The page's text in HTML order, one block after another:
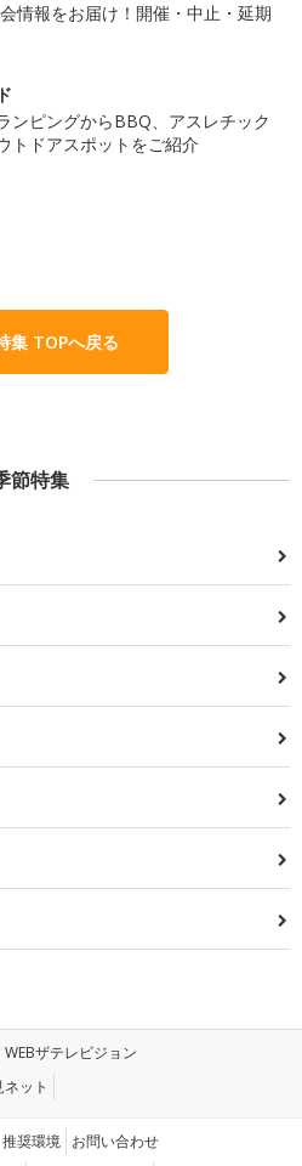
情報をお届け！開催・中止・延期
ンピングからBBQ、アスレチック
トドアスポットをご紹介
集 TOPへ戻る
節特集
WEBザテレビジョン
ット
推奨環境 お問い合わせ